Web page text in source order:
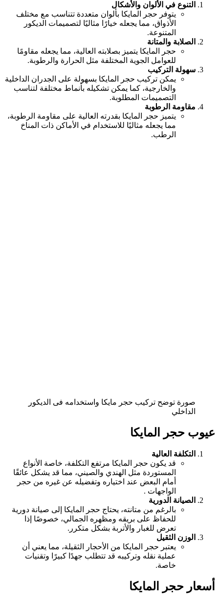
التنوع في الألوان والأشكال
يتوفر حجر المايكا بألوان متعددة تتناسب مع مختلف
الأذواق، مما يجعله خيارًا مثاليًا لتصميمات الديكور
المتنوعة.
الصلابة والمتانة
حجر المايكا يتميز بصلابته العالية، مما يجعله مقاومًا
للعوامل الجوية المختلفة مثل الحرارة والرطوبة.
سهولة التركيب
يمكن تركيب حجر المايكا بسهولة على الجدران الداخلية
والخارجية، كما يمكن تشكيله بأنماط مختلفة لتناسب
التصميمات المطلوبة.
مقاومة الرطوبة
يتميز حجر المايكا بقدرته العالية على مقاومة الرطوبة،
مما يجعله مثاليًا للاستخدام في الأماكن ذات المناخ
الرطب.
صورة توضح تركيب حجر مايكا واستخدامه فى الديكور
الداخلي
عيوب حجر المايكا
التكلفة العالية
قد يكون حجر المايكا مرتفع التكلفة، خاصة الأنواع
المستوردة مثل الهندي والصيني، مما قد يشكل عائقًا
أمام البعض عند اختياره وتفضيله عن غيره من حجر
الواجهات .
الصيانة الدورية
بالرغم من متانته، يحتاج حجر المايكا إلى صيانة دورية
للحفاظ على بريقه ومظهره الجمالي، خصوصًا إذا
تعرض للغبار والأتربة بشكل متكرر.
الوزن الثقيل
يعتبر حجر المايكا من الأحجار الثقيلة، مما يعني أن
عملية نقله وتركيبه قد تتطلب جهدًا كبيرًا وتقنيات
خاصة.
أسعار حجر المايكا